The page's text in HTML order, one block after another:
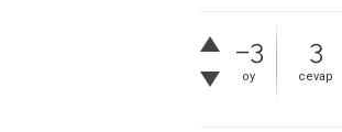
–3
oy
3
cevap